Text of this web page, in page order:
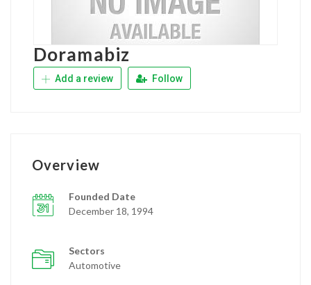
Doramabiz
Add a review Follow
Overview
Founded Date
December 18, 1994
Sectors
Automotive